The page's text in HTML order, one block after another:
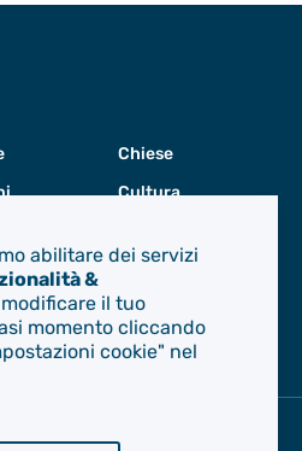
Chiese
Cultura
Leadership
abilitare dei servizi
&
il tuo
momento cliccando
cookie" nel